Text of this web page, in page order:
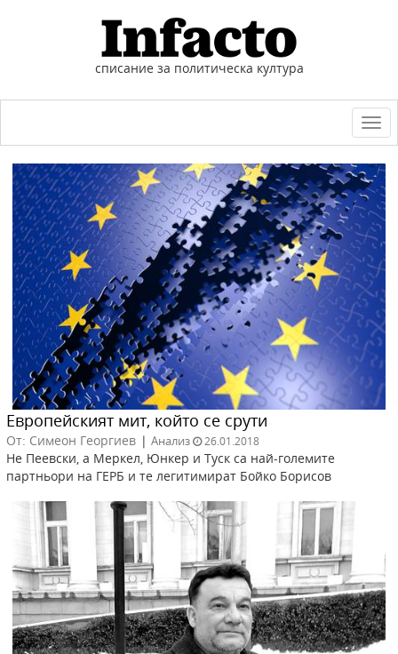
списание за политическа култура
Европейският мит, който се срути
От: Симеон Георгиев | Анализ 26.01.2018
Не Пеевски, а Меркел, Юнкер и Туск са най-големите
партньори на ГЕРБ и те легитимират Бойко Борисов